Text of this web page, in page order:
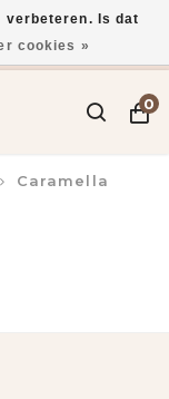
verzonden*
0
Caramella
verbeteren. Is dat
cookies »